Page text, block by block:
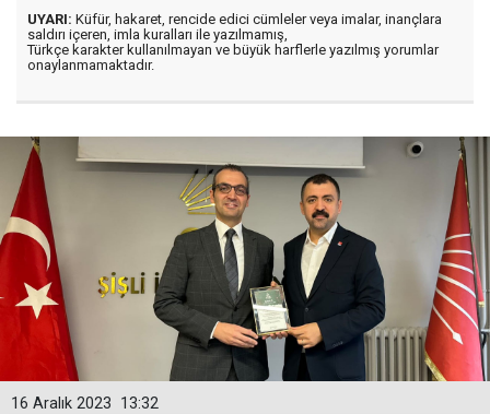
UYARI: Küfür, hakaret, rencide edici cümleler veya imalar, inançlara
saldırı içeren, imla kuralları ile yazılmamış,
Türkçe karakter kullanılmayan ve büyük harflerle yazılmış yorumlar
onaylanmamaktadır.
13:32
16 Aralık 2023